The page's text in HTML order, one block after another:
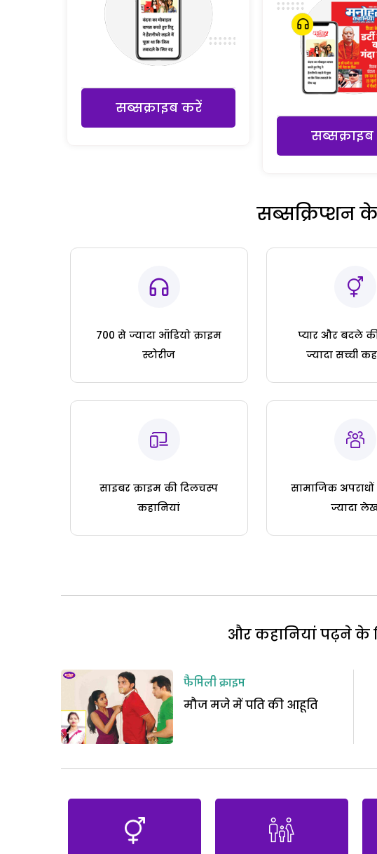
सब्सक्राइब करें
सब्सक्रिप्शन
700 से ज्यादा ऑडियो क्राइम
स्टोरीज
प्यार और बदले
ज्यादा सच्ची
साइबर क्राइम की दिलचस्प
कहानियां
सामाजिक
ज्यादा
और कहानियां पढ़ने के
फैमिली क्राइम
मौज मजे में पति की आहूति